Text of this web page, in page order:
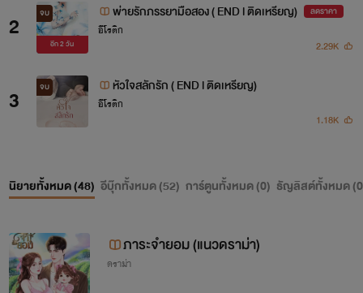
2 จบ
อีก2 วัน
พ่ายรักภรรยามือสอง ( END l ติดเหรียญ) ลดราคา
อีโรติก
2.29K
3 จบ หัวใจสลักรัก ( END l ติดเหรียญ)
อีโรติก
1.18K
นิยายทั้งหมด (48) อีบุ๊กทั้งหมด (52) การ์ตูนทั้งหมด (0) ธัญลิสต์ทั้งหมด (0
ภาระจำยอม (แนวดราม่า)
ดราม่า